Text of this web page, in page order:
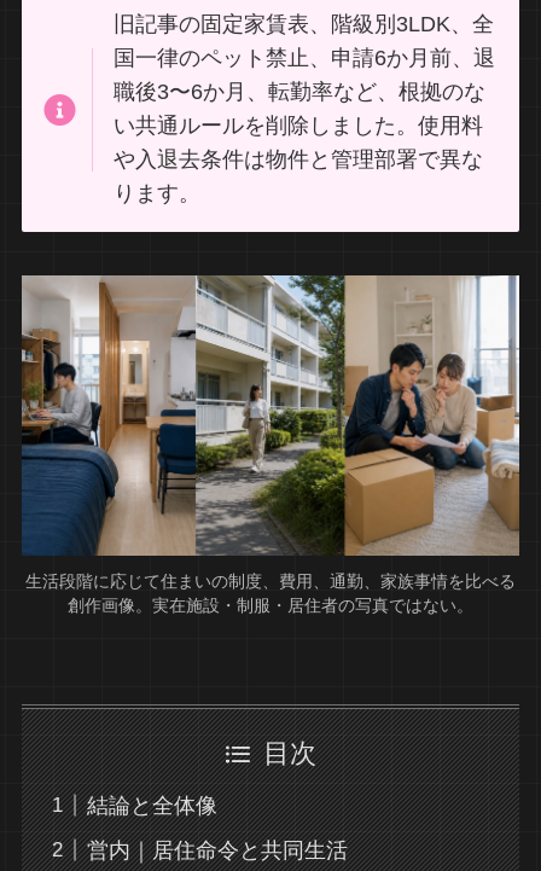
旧記事の固定家賃表、階級別3LDK、全
国一律のペット禁止、申請6か月前、退
職後3〜6か月、転勤率など、根拠のな
い共通ルールを削除しました。使用料
や入退去条件は物件と管理部署で異な
ります。
生活段階に応じて住まいの制度、費用、通勤、家族事情を比べる
創作画像。実在施設・制服・居住者の写真ではない。
目次
結論と全体像
営内｜居住命令と共同生活